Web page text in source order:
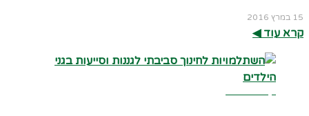
15 במרץ 2016
קרא עוד ◀︎